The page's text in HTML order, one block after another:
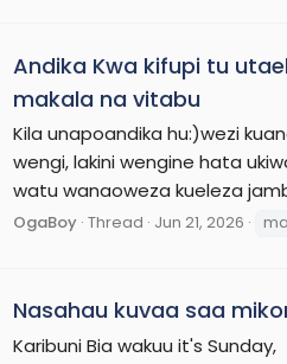
Andika Kwa kifupi tu
makala na vitabu
Kila unapoandika hu:)wezi
wengi, lakini wengine hata
watu wanaoweza kueleza
OgaBoy Thread Jun 21, 2026
Nasahau kuvaa saa
Karibuni Bia wakuu it's Sunday,